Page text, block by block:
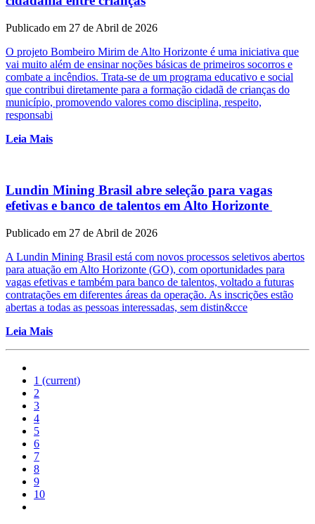
Publicado em 27 de Abril de 2026
O projeto Bombeiro Mirim de Alto Horizonte é uma iniciativa que
vai muito além de ensinar noções básicas de primeiros socorros e
combate a incêndios. Trata-se de um programa educativo e social
que contribui diretamente para a formação cidadã de crianças do
município, promovendo valores como disciplina, respeito,
responsabi
Leia Mais
Lundin Mining Brasil abre seleção para vagas
efetivas e banco de talentos em Alto Horizonte
Publicado em 27 de Abril de 2026
A Lundin Mining Brasil está com novos processos seletivos abertos
para atuação em Alto Horizonte (GO), com oportunidades para
vagas efetivas e também para banco de talentos, voltado a futuras
contratações em diferentes áreas da operação. As inscrições estão
abertas a todas as pessoas interessadas, sem distin&cce
Leia Mais
1 (current)
2
3
4
5
6
7
8
9
10